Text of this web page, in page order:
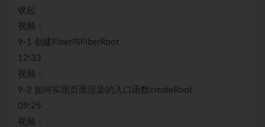
收起
视频：
9-1 创建Fiber与FiberRoot
12:33
视频：
9-2 如何实现页面渲染的入口函数createRoot
09:25
视频：